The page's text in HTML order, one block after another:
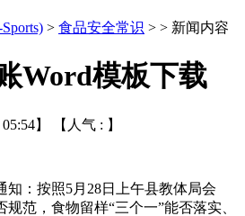
> 食品安全常识 > > 新闻内容
Word模板下载
05:54】 【人气 : 】
：按照5月28日上午县教体局会
范，食物留样“三个一”能否落实、